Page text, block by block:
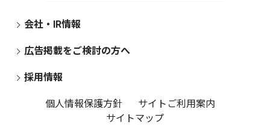
会社・IR情報
広告掲載をご検討の方へ
採用情報
個人情報保護方針
サイトご利用案内
サイトマップ